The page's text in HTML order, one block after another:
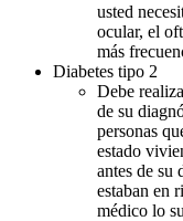
usted
ocular, el
más
Diabetes tipo 2
Debe
de su
personas
estado
antes de su
estaban en
médico lo